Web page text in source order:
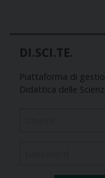
DI.SCI.TE.
Piattaforma di
Didattica delle